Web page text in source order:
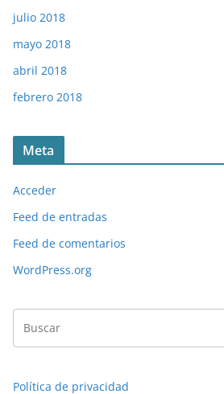
julio 2018
mayo 2018
abril 2018
febrero 2018
Meta
Acceder
Feed de entradas
Feed de comentarios
WordPress.org
Política de privacidad